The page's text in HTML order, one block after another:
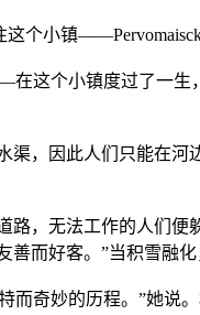
个小镇
这个小镇度过了一生
，因此人们只能在
，无法工作的人们
而好客。”当积雪融
而奇妙的历程。”她